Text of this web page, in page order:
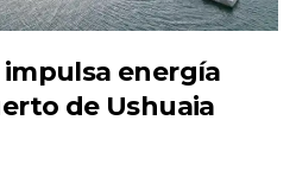
energía
de Ushuaia